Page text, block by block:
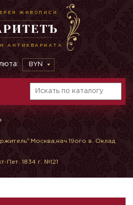
ЖИВОПИСИ
АНТИКВАРИАТА
BYN
в. Оклад
Пет. 1834 г. №121